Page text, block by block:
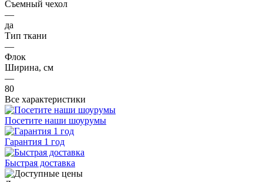
Съемный чехол
—
да
Тип ткани
—
Флок
Ширина, см
—
80
Все характеристики
Посетите наши шоурумы
Гарантия 1 год
Быстрая доставка